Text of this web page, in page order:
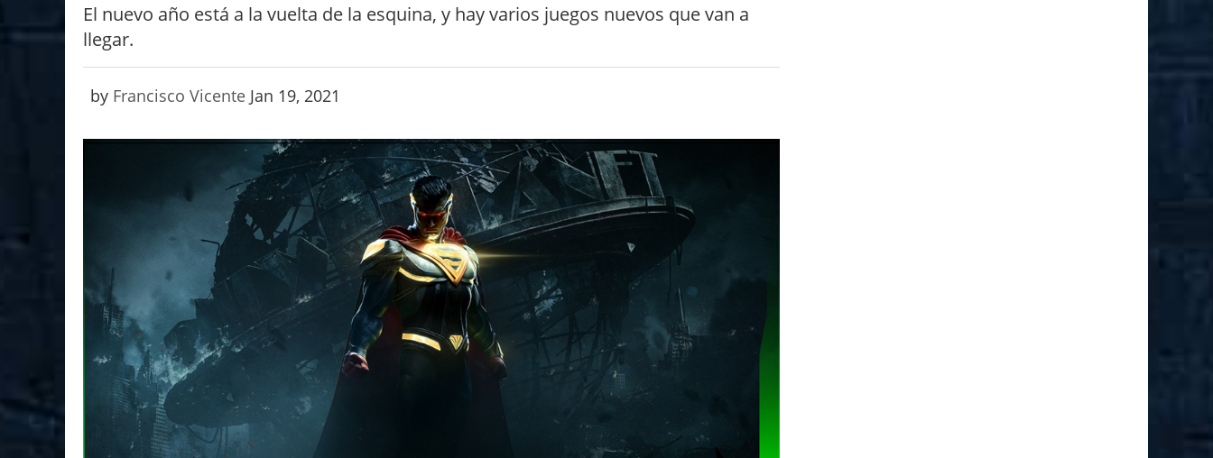
El nuevo año está a la vuelta de la esquina, y hay varios juegos nuevos que van a
llegar.
by Francisco Vicente Jan 19, 2021